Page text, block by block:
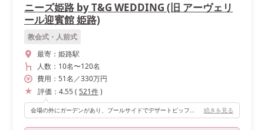
ニーズ姫路 by T&G WEDDING (旧 アーヴェリ
ール迎賓館 姫路)
教会式・人前式
最寄： 姫路駅
人数： 10名〜120名
費用： 51名 ／330万円
評価： 4.55( 521件)
会場の外にガーデンがあり、プールサイドでデザートビッフェが一番なおすすめポイントです。 続きを見る